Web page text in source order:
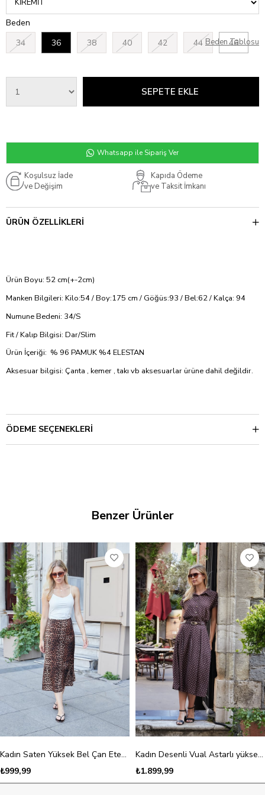
Beden
34
36 38 40 42 44 46
Beden Tablosu
Whatsapp ile Sipariş Ver
Koşulsuz İade
ve Değişim
Kapıda Ödeme
ve Taksit İmkanı
ÜRÜN ÖZELLIKLERI
Ürün Boyu: 52 cm(+-2cm)
Manken Bilgileri: Kilo:54 / Boy:175 cm / Göğüs:93 / Bel:62 / Kalça: 94
Numune Bedeni: 34/S
Fit / Kalıp Bilgisi: Dar/Slim
Ürün İçeriği: % 96 PAMUK %4 ELESTAN
Aksesuar bilgisi: Çanta , kemer , takı vb aksesuarlar ürüne dahil değildir.
ÖDEME SEÇENEKLERI
Benzer Ürünler
Kadın Saten Yüksek Bel Çan Etek-Leopar
₺999,99
Kadın Desenli Vual Astarlı yüksek bel deri kemerli Yan Cepli Pili Kaşeli Midi Boy Etek-Kahve Puanlı
₺1.899,99